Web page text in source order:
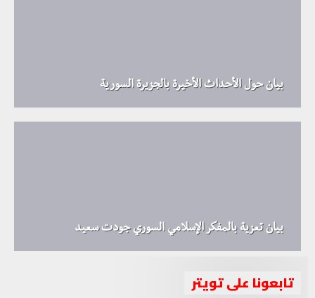
بيان حول الأحداث الأخيرة بالجزيرة السورية
بيان تعزية بالمفكر الإسلامي السوري جودت سعيد
تابعونا على تويتر